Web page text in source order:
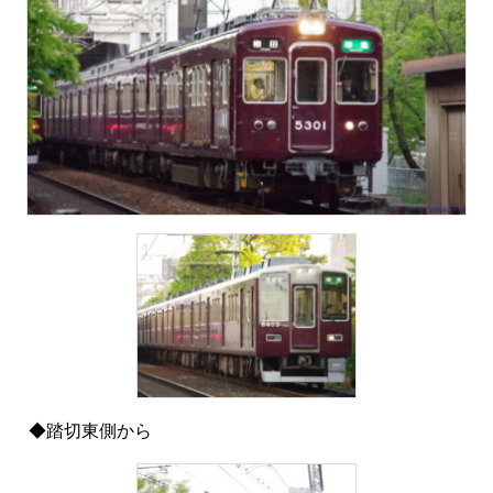
◆踏切東側から